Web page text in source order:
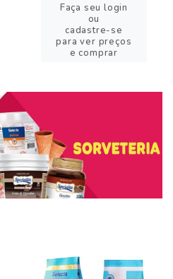
Faça seu login
ou
cadastre-se
para ver preços
e comprar